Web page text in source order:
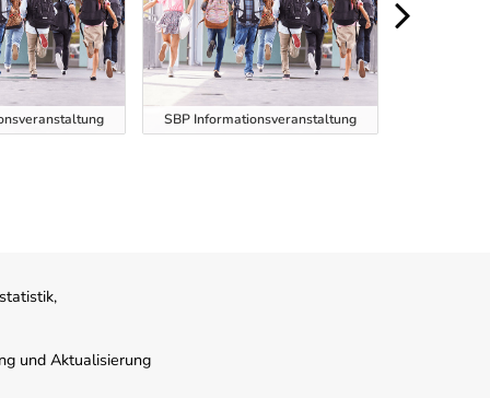
SBP Informationsveranstaltung
und Aktualisierung